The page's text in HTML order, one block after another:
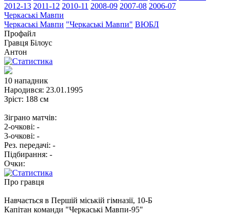
2012-13 2011-12 2010-11 2008-09 2007-08 2006-07
Черкаські Мавпи
Черкаські Мавпи "Черкаські Мавпи" ВЮБЛ
Профайл
Гравця Білоус
Антон
10 нападник
Народився: 23.01.1995
Зріст: 188 см
Зіграно матчів:
2-очкові: -
3-очкові: -
Рез. передачі: -
Підбирання: -
Очки:
Про гравця
Навчається в Першій міській гімназії, 10-Б
Капітан команди "Черкаські Мавпи-95"